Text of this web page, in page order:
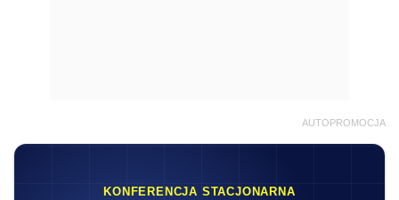
AUTOPROMOCJA
KONFERENCJA STACJONARNA